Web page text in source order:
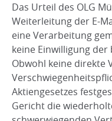
Das Urteil des OLG
Weiterleitung der E-
eine Verarbeitung
keine Einwilligung
Obwohl keine direkte
Aktiengesetzes
Gericht die